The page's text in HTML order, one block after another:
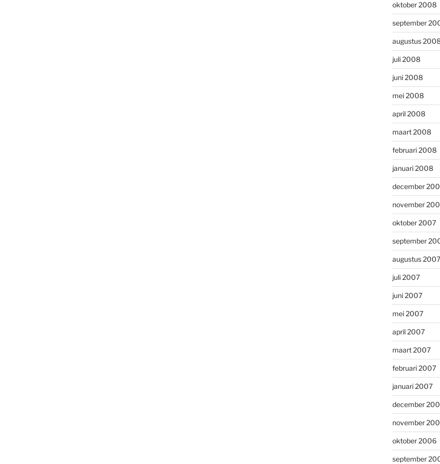
oktober 2008
september
augustus
juli 2008
juni 2008
mei 2008
april 2008
maart 2008
februari 2008
januari 2008
december
november
oktober 2007
september
augustus 2007
juli 2007
juni 2007
mei 2007
april 2007
maart 2007
februari 2007
januari 2007
december
november
oktober 2006
september